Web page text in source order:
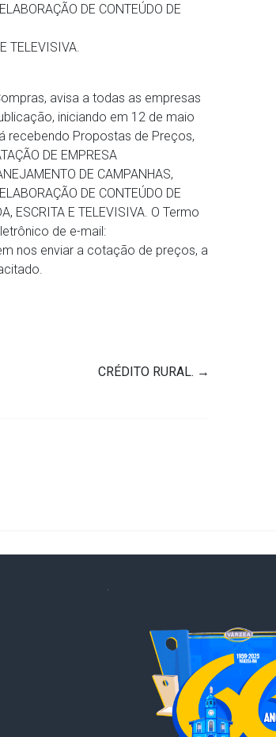
DE CONTEÚDO DE
TELEVISIVA.
avisa a todas as empresas
iniciando em 12 de maio
recebendo Propostas de Preços,
DE EMPRESA
DE CAMPANHAS,
DE CONTEÚDO DE
ESCRITA E TELEVISIVA. O Termo
de e-mail:
nos enviar a cotação de preços, a
CRÉDITO RURAL. →